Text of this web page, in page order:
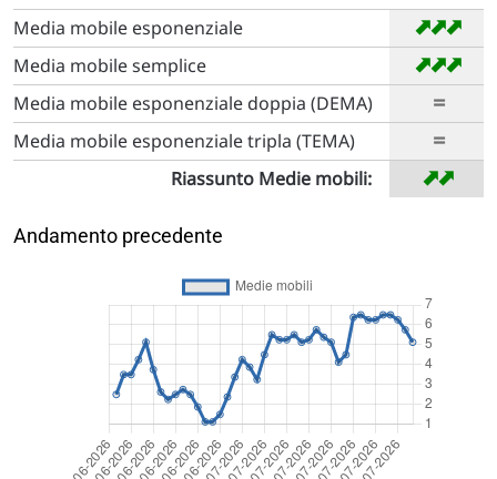
Media mobile esponenziale ➡
➡
➡
Media mobile semplice ➡
➡
➡
Media mobile esponenziale doppia (DEMA) =
Media mobile esponenziale tripla (TEMA) =
Riassunto Medie mobili: ➡
➡
Andamento precedente